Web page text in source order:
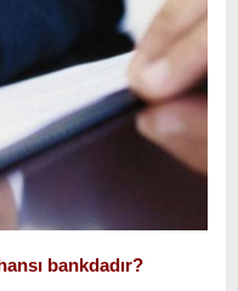
bankdadır?